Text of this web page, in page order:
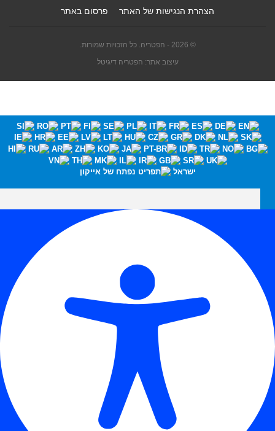
הצהרת הנגישות של האתר
פרסום באתר
© 2026 - הפטריה. כל הזכויות שמורות.
עיצוב אתר: הפטריה דיגיטל
ישראל